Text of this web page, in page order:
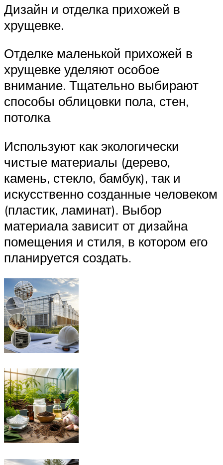
Дизайн и отделка прихожей в
хрущевке.
Отделке маленькой прихожей в
хрущевке уделяют особое
внимание. Тщательно выбирают
способы облицовки пола, стен,
потолка
Используют как экологически
чистые материалы (дерево,
камень, стекло, бамбук), так и
искусственно созданные человеком
(пластик, ламинат). Выбор
материала зависит от дизайна
помещения и стиля, в котором его
планируется создать.